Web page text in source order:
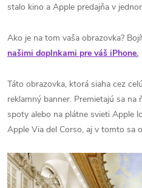
stalo kino a Apple predajňa v
Ako je na tom vaša obrazovka?
našimi doplnkami pre váš iPhone.
Táto obrazovka, ktorá siaha cez
reklamný banner. Premietajú sa
spoty alebo na plátne svieti Apple
Apple Via del Corso, aj v tomto sa